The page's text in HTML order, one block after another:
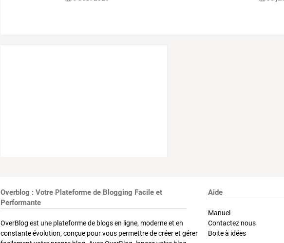
Overblog : Votre Plateforme de Blogging Facile et
Performante
OverBlog est une plateforme de blogs en ligne, moderne et en
constante évolution, conçue pour vous permettre de créer et gérer
Aide
Manuel
Contactez nous
Boite à idées